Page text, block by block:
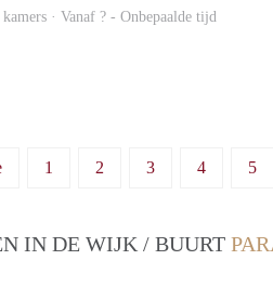
kamers · Vanaf ? - Onbepaalde tijd
1 2 3 4 5
IN DE WIJK / BUURT